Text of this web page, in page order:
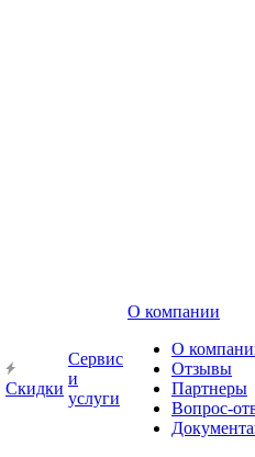
Скидки
Сервис
и
услуги
О компании
О
Отзывы
Партнеры
Вопрос-